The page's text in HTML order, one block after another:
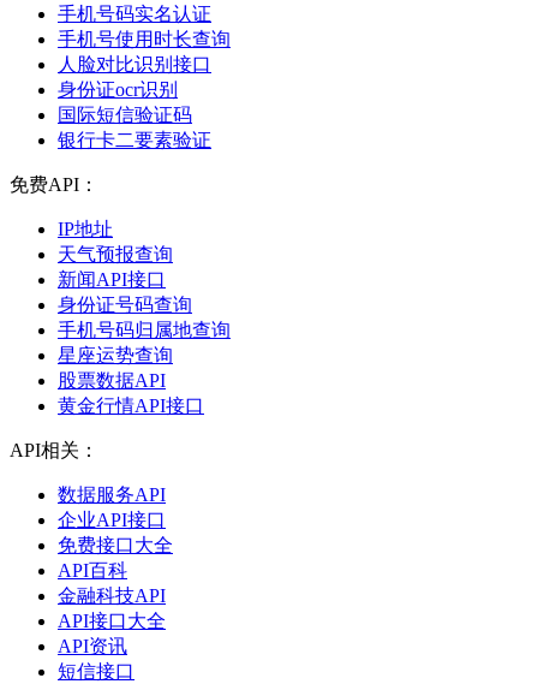
手机号码实名认证
手机号使用时长查询
人脸对比识别接口
身份证ocr识别
国际短信验证码
银行卡二要素验证
免费API：
IP地址
天气预报查询
新闻API接口
身份证号码查询
手机号码归属地查询
星座运势查询
股票数据API
黄金行情API接口
API相关：
数据服务API
企业API接口
免费接口大全
API百科
金融科技API
API接口大全
API资讯
短信接口